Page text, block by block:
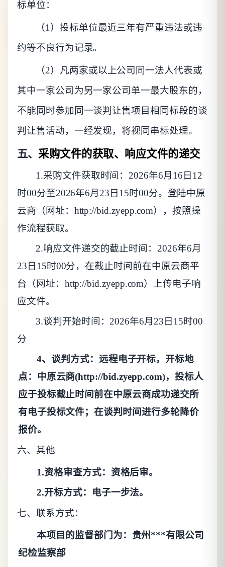
标单位：
（1）投标单位最近三年有严重违法或违
约等不良行为记录。
（2）凡两家或以上公司同一法人代表或
其中一家公司为另一家公司单一最大股东的，
不能同时参加同一谈判让售项目相同标段的谈
判让售活动，一经发现，将视同串标处理。
五、 采购文件的获取、响应文件的递交
1.采购文件获取时间：2026年6月16日12
时00分至2026年6月23日15时00分。登陆中原
云商（网址：http://bid.zyepp.com），按照操
作流程获取。
2.响应文件递交的截止时间：2026年6月
23日15时00分，在截止时间前在中原云商平
台（网址：http://bid.zyepp.com）上传电子响
应文件。
3.谈判开始时间：2026年6月23日15时00
分
4、谈判方式：远程电子开标，开标地
点：中原云商(http://bid.zyepp.com)，投标人
应于投标截止时间前在中原云商成功递交所
有电子投标文件；在谈判时间进行多轮降价
报价。
六、其他
1.资格审查方式：资格后审。
2.开标方式：电子一步法。
七、联系方式：
本项目的监督部门为：贵州***有限公司
纪检监察部